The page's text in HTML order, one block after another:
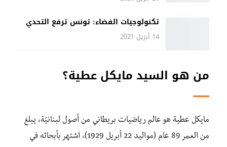
تكنولوجيات الفضاء: تونس ترفع التحدي
14 أبريل 2021
من هو السيد مايكل عطية؟
مايكل عطية هو عالم رياضيات بريطاني من أصول لبنانيّة، يبلغ
من العمر 89 عام (مواليد 22 أبريل 1929)، اشتهر بأبحاثه في